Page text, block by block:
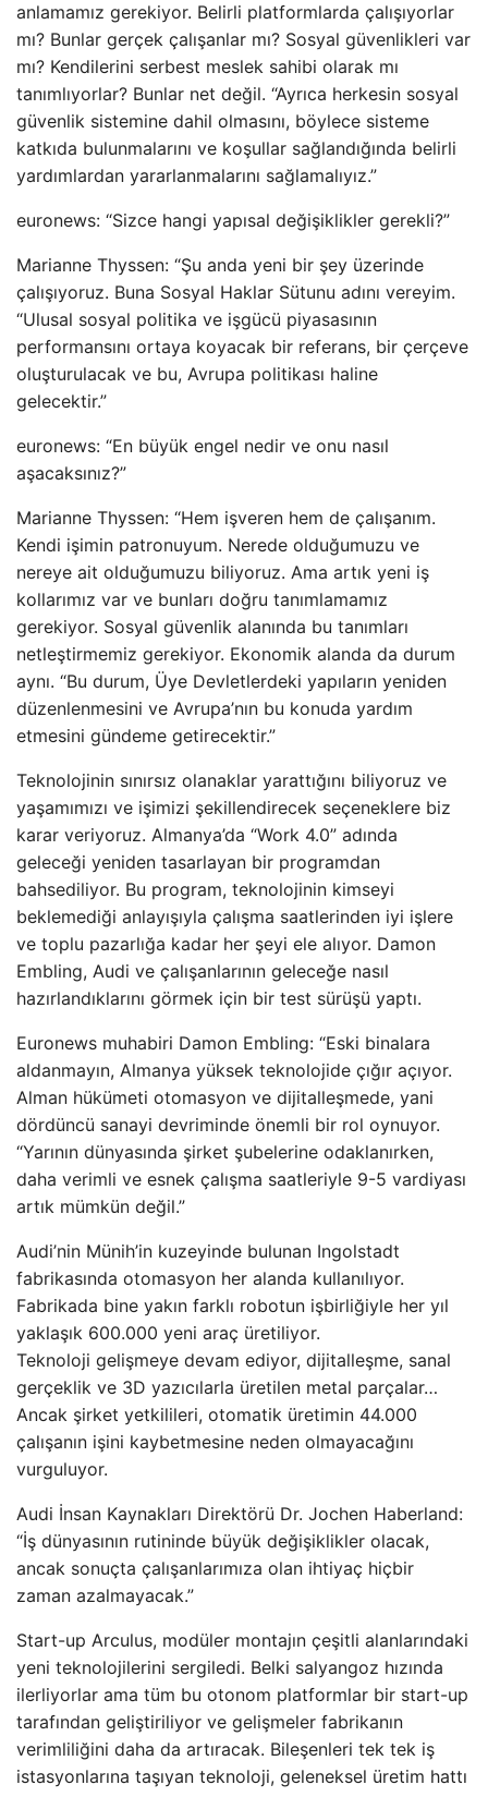
anlamamız gerekiyor. Belirli platformlarda çalışıyorlar
mı? Bunlar gerçek çalışanlar mı? Sosyal güvenlikleri var
mı? Kendilerini serbest meslek sahibi olarak mı
tanımlıyorlar? Bunlar net değil. “Ayrıca herkesin sosyal
güvenlik sistemine dahil olmasını, böylece sisteme
katkıda bulunmalarını ve koşullar sağlandığında belirli
yardımlardan yararlanmalarını sağlamalıyız.”
euronews: “Sizce hangi yapısal değişiklikler gerekli?”
Marianne Thyssen: “Şu anda yeni bir şey üzerinde
çalışıyoruz. Buna Sosyal Haklar Sütunu adını vereyim.
“Ulusal sosyal politika ve işgücü piyasasının
performansını ortaya koyacak bir referans, bir çerçeve
oluşturulacak ve bu, Avrupa politikası haline
gelecektir.”
euronews: “En büyük engel nedir ve onu nasıl
aşacaksınız?”
Marianne Thyssen: “Hem işveren hem de çalışanım.
Kendi işimin patronuyum. Nerede olduğumuzu ve
nereye ait olduğumuzu biliyoruz. Ama artık yeni iş
kollarımız var ve bunları doğru tanımlamamız
gerekiyor. Sosyal güvenlik alanında bu tanımları
netleştirmemiz gerekiyor. Ekonomik alanda da durum
aynı. “Bu durum, Üye Devletlerdeki yapıların yeniden
düzenlenmesini ve Avrupa’nın bu konuda yardım
etmesini gündeme getirecektir.”
Teknolojinin sınırsız olanaklar yarattığını biliyoruz ve
yaşamımızı ve işimizi şekillendirecek seçeneklere biz
karar veriyoruz. Almanya’da “Work 4.0” adında
geleceği yeniden tasarlayan bir programdan
bahsediliyor. Bu program, teknolojinin kimseyi
beklemediği anlayışıyla çalışma saatlerinden iyi işlere
ve toplu pazarlığa kadar her şeyi ele alıyor. Damon
Embling, Audi ve çalışanlarının geleceğe nasıl
hazırlandıklarını görmek için bir test sürüşü yaptı.
Euronews muhabiri Damon Embling: “Eski binalara
aldanmayın, Almanya yüksek teknolojide çığır açıyor.
Alman hükümeti otomasyon ve dijitalleşmede, yani
dördüncü sanayi devriminde önemli bir rol oynuyor.
“Yarının dünyasında şirket şubelerine odaklanırken,
daha verimli ve esnek çalışma saatleriyle 9-5 vardiyası
artık mümkün değil.”
Audi’nin Münih’in kuzeyinde bulunan Ingolstadt
fabrikasında otomasyon her alanda kullanılıyor.
Fabrikada bine yakın farklı robotun işbirliğiyle her yıl
yaklaşık 600.000 yeni araç üretiliyor.
Teknoloji gelişmeye devam ediyor, dijitalleşme, sanal
gerçeklik ve 3D yazıcılarla üretilen metal parçalar…
Ancak şirket yetkilileri, otomatik üretimin 44.000
çalışanın işini kaybetmesine neden olmayacağını
vurguluyor.
Audi İnsan Kaynakları Direktörü Dr. Jochen Haberland:
“İş dünyasının rutininde büyük değişiklikler olacak,
ancak sonuçta çalışanlarımıza olan ihtiyaç hiçbir
zaman azalmayacak.”
Start-up Arculus, modüler montajın çeşitli alanlarındaki
yeni teknolojilerini sergiledi. Belki salyangoz hızında
ilerliyorlar ama tüm bu otonom platformlar bir start-up
tarafından geliştiriliyor ve gelişmeler fabrikanın
verimliliğini daha da artıracak. Bileşenleri tek tek iş
istasyonlarına taşıyan teknoloji, geleneksel üretim hattı